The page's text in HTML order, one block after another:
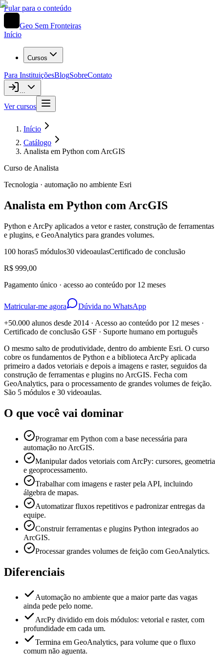
Pular para o conteúdo
Geo Sem Fronteiras
Início
Cursos
Para InstituiçõesBlogSobreContato
...
Ver cursos
Início
Catálogo
Analista em Python com ArcGIS
Curso de Analista
Tecnologia · automação no ambiente Esri
Analista em Python com ArcGIS
Python e ArcPy aplicados a vetor e raster, construção de ferramentas
e plugins, e GeoAnalytics para grandes volumes.
100 horas5 módulos30 videoaulasCertificado de conclusão
R$ 999,00
Pagamento único · acesso ao conteúdo por 12 meses
Matricular-me agora
Dúvida no WhatsApp
+50.000 alunos desde 2014 · Acesso ao conteúdo por 12 meses ·
Certificado de conclusão GSF · Suporte humano em português
O mesmo salto de produtividade, dentro do ambiente Esri. O curso
cobre os fundamentos de Python e a biblioteca ArcPy aplicada
primeiro a dados vetoriais e depois a imagens e raster, seguidos da
construção de ferramentas e plugins no ArcGIS. Fecha com
GeoAnalytics, para o processamento de grandes volumes de feição.
São 5 módulos e 30 videoaulas.
O que você vai dominar
Programar em Python com a base necessária para
automação no ArcGIS.
Manipular dados vetoriais com ArcPy: cursores, geometria
e geoprocessamento.
Trabalhar com imagens e raster pela API, incluindo
álgebra de mapas.
Automatizar fluxos repetitivos e padronizar entregas da
equipe.
Construir ferramentas e plugins Python integrados ao
ArcGIS.
Processar grandes volumes de feição com GeoAnalytics.
Diferenciais
Automação no ambiente que a maior parte das vagas
ainda pede pelo nome.
ArcPy dividido em dois módulos: vetorial e raster, com
profundidade em cada um.
Termina em GeoAnalytics, para volume que o fluxo
comum não aguenta.